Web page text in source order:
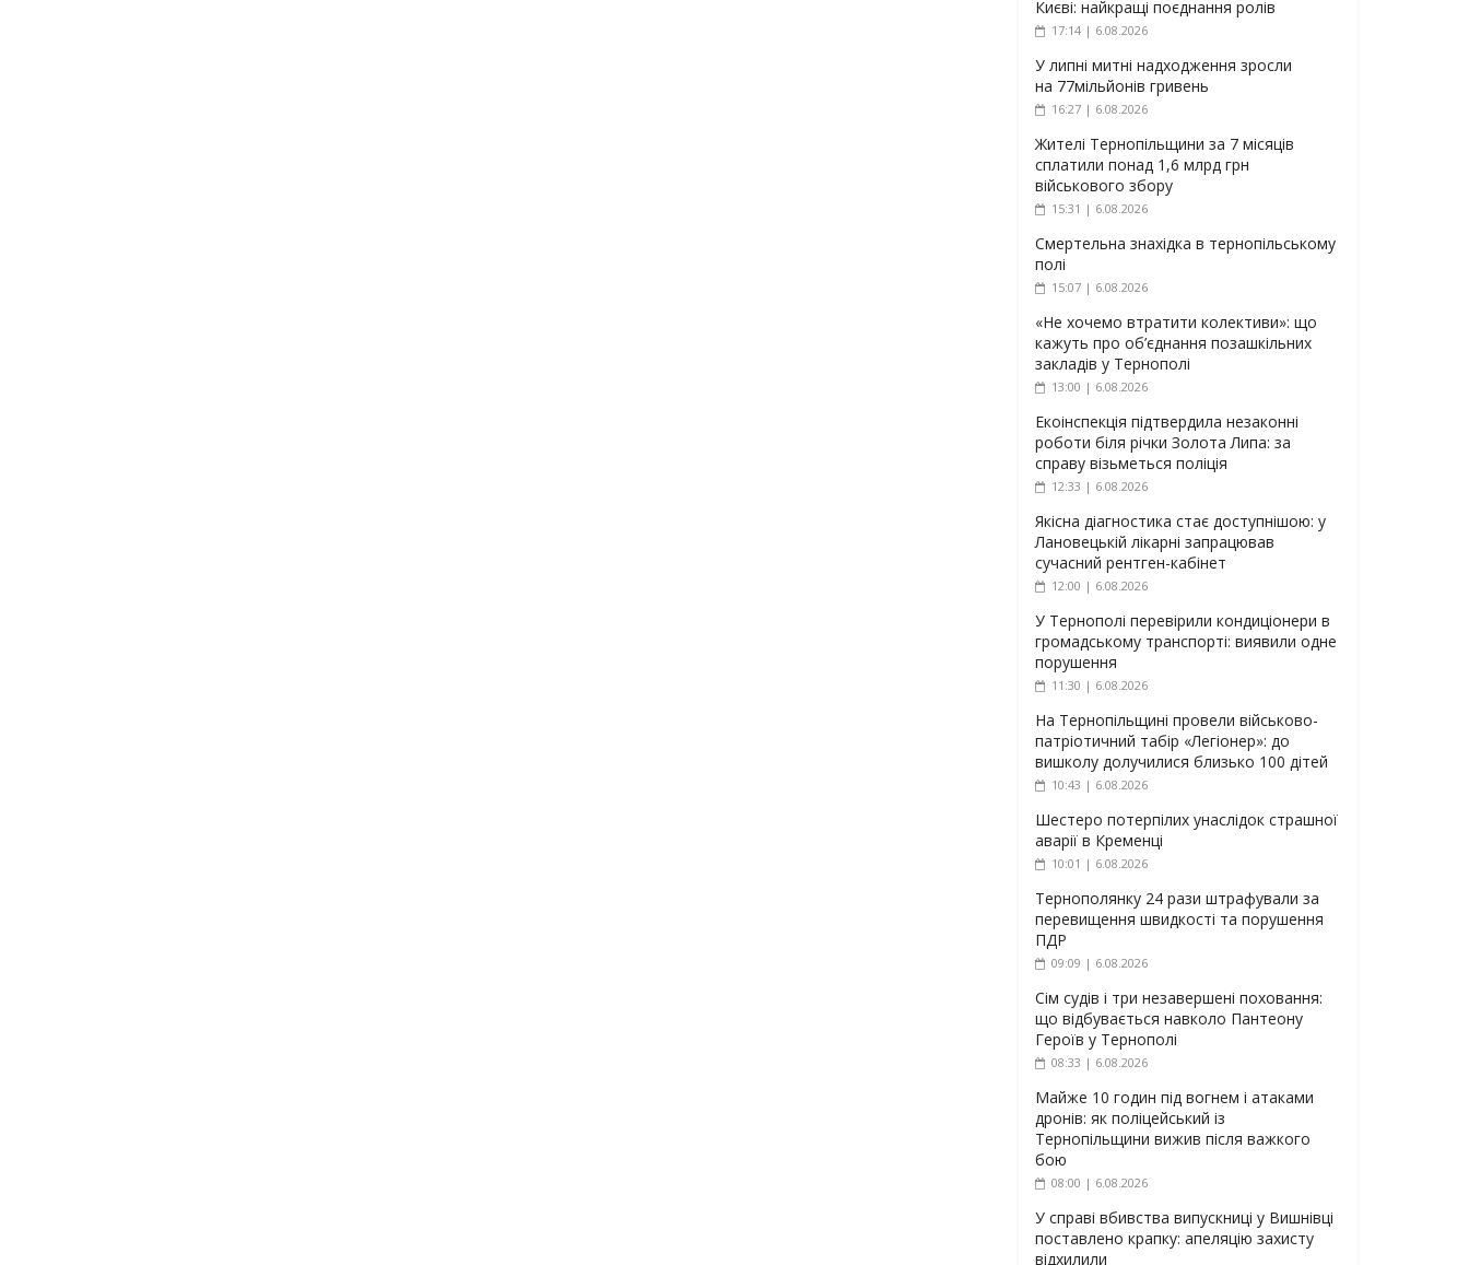
Києві: найкращі поєднання ролів
17:14 | 6.08.2026
У липні митні надходження зросли
на 77мільйонів гривень
16:27 | 6.08.2026
Жителі Тернопільщини за 7 місяців
сплатили понад 1,6 млрд грн
військового збору
15:31 | 6.08.2026
Смертельна знахідка в тернопільському
полі
15:07 | 6.08.2026
«Не хочемо втратити колективи»: що
кажуть про об’єднання позашкільних
закладів у Тернополі
13:00 | 6.08.2026
Екоінспекція підтвердила незаконні
роботи біля річки Золота Липа: за
справу візьметься поліція
12:33 | 6.08.2026
Якісна діагностика стає доступнішою: у
Лановецькій лікарні запрацював
сучасний рентген-кабінет
12:00 | 6.08.2026
У Тернополі перевірили кондиціонери в
громадському транспорті: виявили одне
порушення
11:30 | 6.08.2026
На Тернопільщині провели військово-
патріотичний табір «Легіонер»: до
вишколу долучилися близько 100 дітей
10:43 | 6.08.2026
Шестеро потерпілих унаслідок страшної
аварії в Кременці
10:01 | 6.08.2026
Тернополянку 24 рази штрафували за
перевищення швидкості та порушення
ПДР
09:09 | 6.08.2026
Сім судів і три незавершені поховання:
що відбувається навколо Пантеону
Героїв у Тернополі
08:33 | 6.08.2026
Майже 10 годин під вогнем і атаками
дронів: як поліцейський із
Тернопільщини вижив після важкого
бою
08:00 | 6.08.2026
У справі вбивства випускниці у Вишнівці
поставлено крапку: апеляцію захисту
відхилили